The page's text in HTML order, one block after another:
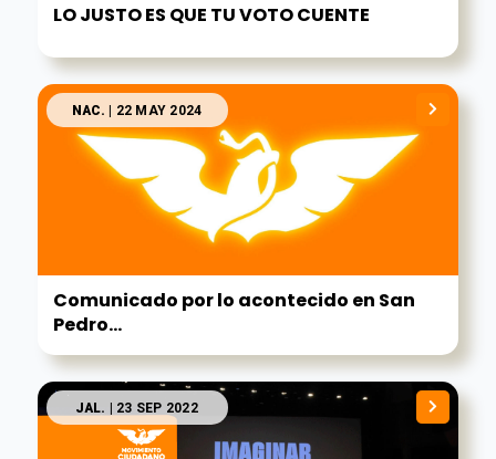
LO JUSTO ES QUE TU VOTO CUENTE
NAC. | 22 MAY 2024
Comunicado por lo acontecido en San
Pedro...
JAL. | 23 SEP 2022